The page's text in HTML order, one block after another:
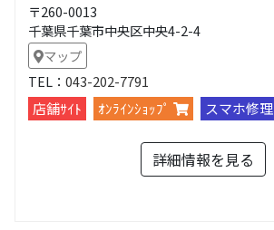
〒260-0013
千葉県千葉市中央区中央4-2-4
マップ
TEL：043-202-7791
店舗ｻｲﾄ
ｵﾝﾗｲﾝｼｮｯﾌﾟ スマホ修理
詳細情報を見る